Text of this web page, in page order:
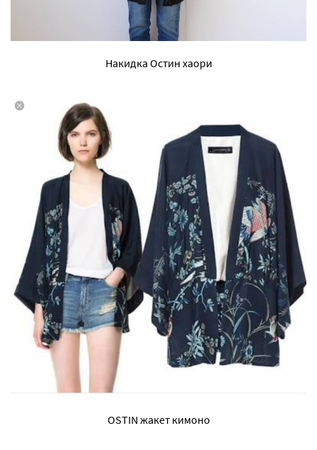
Накидка Остин хаори
OSTIN жакет кимоно